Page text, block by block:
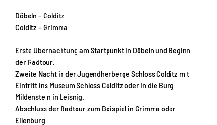
r
M
l
d
e
-
S
c
h
Döbeln – Colditz
Colditz – Grimma
Erste Übernachtung am Startpunkt in Döbeln und Beginn
der Radtour.
Zweite Nacht in der Jugendherberge Schloss Colditz mit
Eintritt ins Museum Schloss Colditz oder in die Burg
Mildenstein in Leisnig.
Abschluss der Radtour zum Beispiel in Grimma oder
Eilenburg.